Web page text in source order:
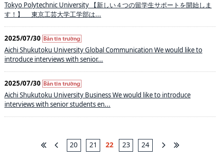
Tokyo Polytechnic University 【新しい４つの留学生サポートを開始しま
す！】 東京工芸大学工学部は...
2025/07/30
Aichi Shukutoku University Global Communication We would like to
introduce interviews with senior...
2025/07/30
Aichi Shukutoku University Business We would like to introduce
interviews with senior students en...
20 21 22 23 24